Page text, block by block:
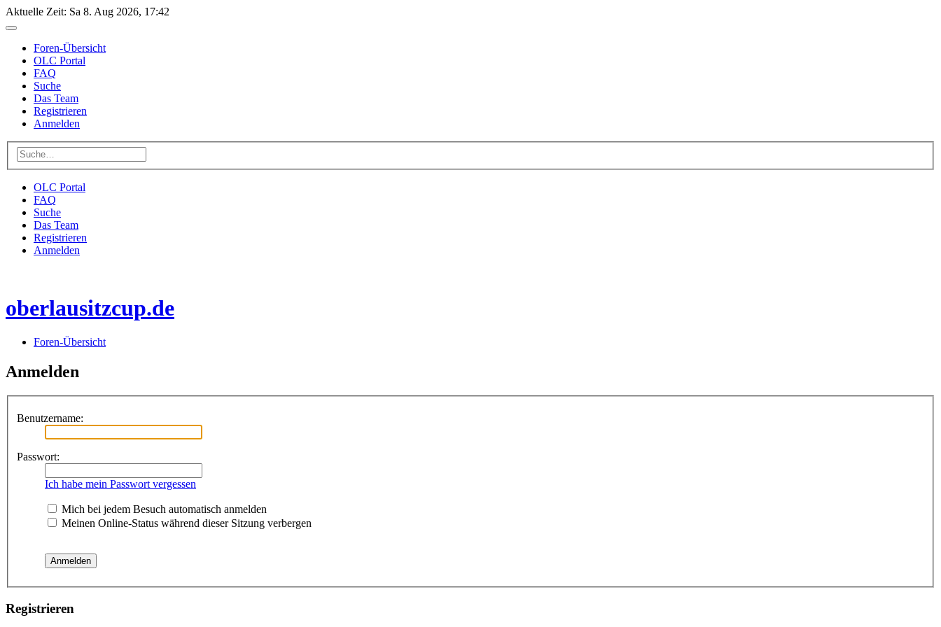
Aktuelle Zeit: Sa 8. Aug 2026, 17:42
Foren-Übersicht
OLC Portal
FAQ
Suche
Das Team
Registrieren
Anmelden
OLC Portal
FAQ
Suche
Das Team
Registrieren
Anmelden
oberlausitzcup.de
Foren-Übersicht
Anmelden
Benutzername:
Passwort:
Ich habe mein Passwort vergessen
Mich bei jedem Besuch automatisch anmelden
Meinen Online-Status während dieser Sitzung verbergen
Registrieren